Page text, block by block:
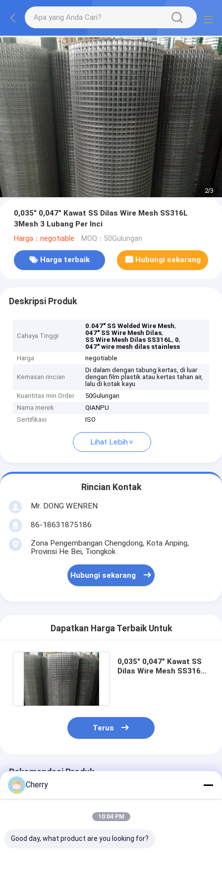
2/3
0,035" 0,047" Kawat SS Dilas Wire Mesh SS316L
3Mesh 3 Lubang Per Inci
Harga：negotiable MOQ：50Gulungan
Harga terbaik Hubungi sekarang
Deskripsi Produk
Cahaya Tinggi
0.047" SS Welded Wire Mesh,
047" SS Wire Mesh Dilas,
SS Wire Mesh Dilas SS316L, 0,
047" wire mesh dilas stainless
Harga
negotiable
Kemasan rincian
Di dalam dengan tabung kertas, di luar
dengan film plastik atau kertas tahan air,
lalu di kotak kayu
Kuantitas min Order
50Gulungan
Nama merek
QIANPU
Sertifikasi
ISO
Lihat Lebih
Rincian Kontak
Mr. DONG WENREN
86-18631875186
Zona Pengembangan Chengdong, Kota Anping,
Provinsi He Bei, Tiongkok
Hubungi sekarang
Dapatkan Harga Terbaik Untuk
0,035" 0,047" Kawat SS
Dilas Wire Mesh SS316L
Terus
Rekomendasi Produk
Cherry
10:04 PM
Good day, what product are you looking for?